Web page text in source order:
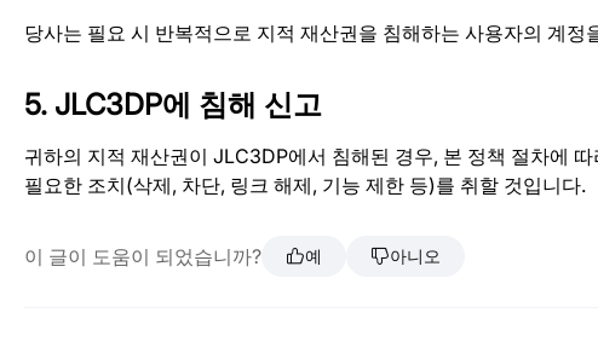
당사는 필요 시 반복적으로 지적 재산권을 침해하는 사용자의 계
5. JLC3DP에 침해 신고
귀하의 지적 재산권이 JLC3DP에서 침해된 경우, 본 정책 절차에
필요한 조치(삭제, 차단, 링크 해제, 기능 제한 등)를 취할 것입니다.
이 글이 도움이 되었습니까? 예 아니오